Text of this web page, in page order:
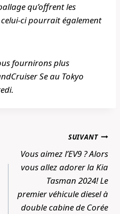
qu’offrent les
ci pourrait également
fournirons plus
Se au Tokyo
SUIVANT
Vous aimez l’EV9 ? Alors
vous allez adorer la Kia
Tasman 2024! Le
premier véhicule diesel à
double cabine de Corée